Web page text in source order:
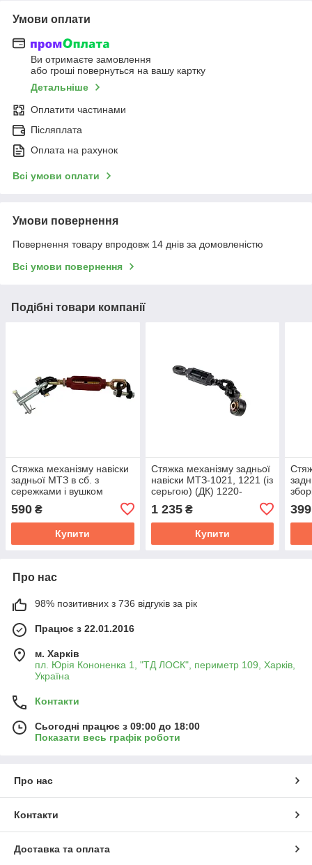
Умови оплати
Ви отримаєте замовлення
або гроші повернуться на вашу картку
Детальніше
Оплатити частинами
Післяплата
Оплата на рахунок
Всі умови оплати
Умови повернення
Повернення товару впродовж 14 днів за домовленістю
Всі умови повернення
Подібні товари компанії
Стяжка механізму навіски
задньої МТЗ в сб. з
сережками і вушком
(посилена) 50-4605115-03
590 ₴
Купити
Стяжка механізму задньої
навіски МТЗ-1021, 1221 (із
серьгою) (ДК) 1220-
1 235₴
Купити
399
Про нас
98% позитивних з 736 відгуків за рік
Працює з 22.01.2016
м. Харків
пл. Юрія Кононенка 1, "ТД ЛОСК", периметр 109, Харків,
Україна
Контакти
Сьогодні працює з 09:00 до 18:00
Показати весь графік роботи
Про нас
Контакти
Доставка та оплата